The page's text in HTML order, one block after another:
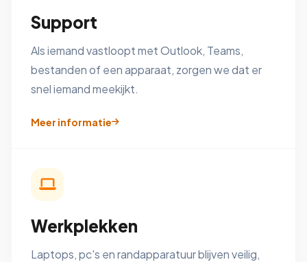
Support
Als iemand vastloopt met Outlook, Teams,
bestanden of een apparaat, zorgen we dat er
snel iemand meekijkt.
Meer informatie
Werkplekken
Laptops, pc's en randapparatuur blijven veilig,